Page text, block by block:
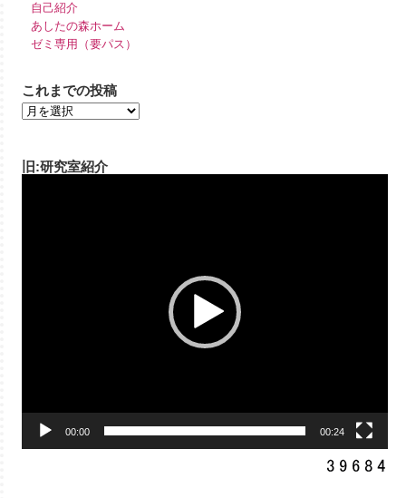
自己紹介
あしたの森ホーム
ゼミ専用（要パス）
これまでの投稿
旧:研究室紹介
00:00 00:24